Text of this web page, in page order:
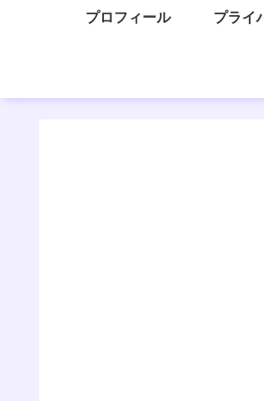
プロフィール プライ